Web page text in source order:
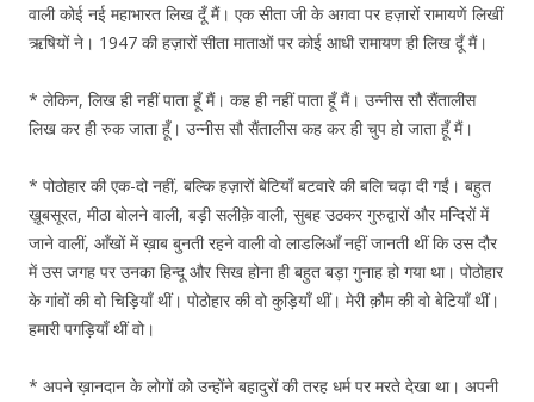
वाली कोई नई महाभारत लिख दूँ मैं। एक सीता जी के अग़वा पर हज़ारों रामायणें लिखीं
ऋषियों ने। 1947 की हज़ारों सीता माताओं पर कोई आधी रामायण ही लिख दूँ मैं।
* लेकिन, लिख ही नहीं पाता हूँ मैं। कह ही नहीं पाता हूँ मैं। उन्नीस सौ सैंतालीस
लिख कर ही रुक जाता हूँ। उन्नीस सौ सैंतालीस कह कर ही चुप हो जाता हूँ मैं।
* पोठोहार की एक-दो नहीं, बल्कि हज़ारों बेटियाँ बटवारे की बलि चढ़ा दी गईं। बहुत
ख़ूबसूरत, मीठा बोलने वाली, बड़ी सलीक़े वाली, सुबह उठकर गुरुद्वारों और मन्दिरों में
जाने वालीं, आँखों में ख़ाब बुनती रहने वाली वो लाडलिआँ नहीं जानती थीं कि उस दौर
में उस जगह पर उनका हिन्दू और सिख होना ही बहुत बड़ा गुनाह हो गया था। पोठोहार
के गांवों की वो चिड़ियाँ थीं। पोठोहार की वो कुड़ियाँ थीं। मेरी क़ौम की वो बेटियाँ थीं।
हमारी पगड़ियाँ थीं वो।
* अपने ख़ानदान के लोगों को उन्होंने बहादुरों की तरह धर्म पर मरते देखा था। अपनी